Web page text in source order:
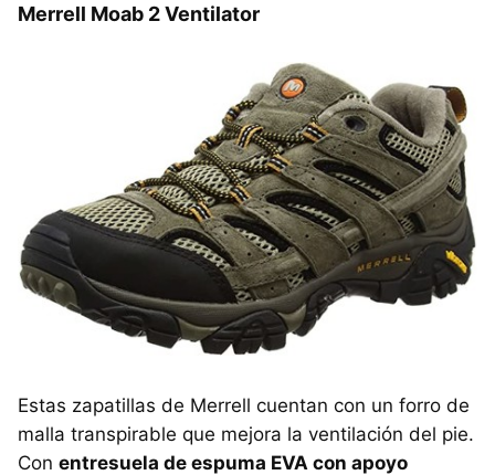
Merrell Moab 2 Ventilator
Estas zapatillas de Merrell cuentan con un forro de
malla transpirable que mejora la ventilación del pie.
Con entresuela de espuma EVA con apoyo